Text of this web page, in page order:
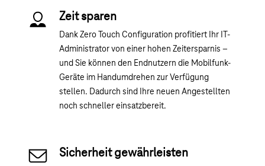
Zeit sparen
Dank Zero Touch Configuration profitiert Ihr IT-
Administrator von einer hohen Zeitersparnis –
und Sie können den Endnutzern die Mobilfunk-
Geräte im Handumdrehen zur Verfügung
stellen. Dadurch sind Ihre neuen Angestellten
noch schneller einsatzbereit.
Sicherheit gewährleisten